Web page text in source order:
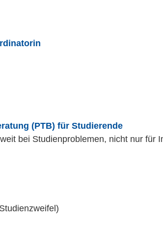
(PTB) für Studierende
bei Studienproblemen, nicht nur für